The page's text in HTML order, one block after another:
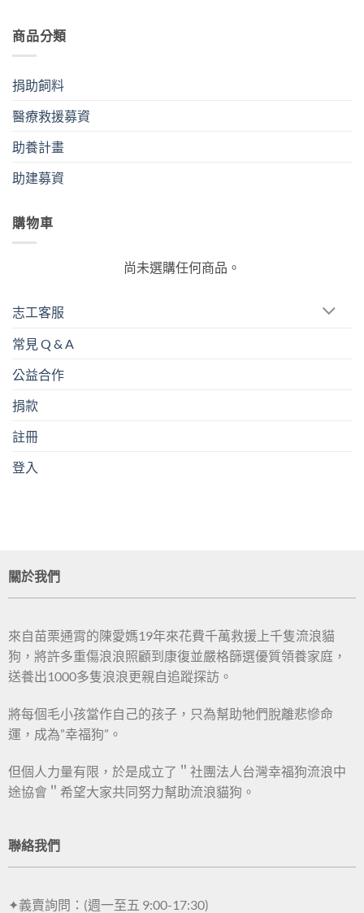
商品分類
捐助飼料
醫療救援募資
助養計畫
助建募資
購物車
尚未選購任何商品。
志工客服
常見 Q & A
公益合作
捐款
註冊
登入
關於我們
來自苗栗通霄的陳愛媽19年來花費千萬救援上千隻流浪貓
狗，將許多重傷浪浪照顧到康復並嚴格篩選優質領養家庭，
送養出1000多隻浪浪更親自追蹤探訪。
將每個毛小孩當作自己的孩子，只為幫助牠們脫離悲慘命
運，成為”幸福狗”。
但個人力量有限，於是成立了＂社團法人台灣幸福狗流浪中
途協會＂希望大家共同努力幫助流浪貓狗。
聯絡我們
✦義賣詢問：(週一至五 9:00-17:30)